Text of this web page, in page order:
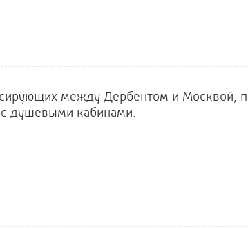
между Дербентом и Москвой,
душевыми кабинами.